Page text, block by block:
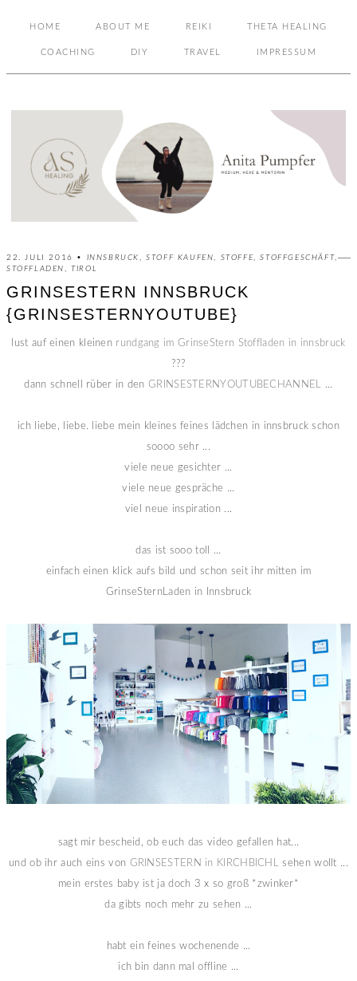
HOME ABOUT ME REIKI THETA HEALING
COACHING DIY TRAVEL IMPRESSUM
22. JULI 2016 • INNSBRUCK STOFF KAUFEN STOFFE STOFFGESCHÄFT
STOFFLADEN
,TIROL
GRINSESTERN INNSBRUCK
{GRINSESTERNYOUTUBE}
lust auf einen kleinen rundgang im GrinseStern Stoffladen in innsbruck
???
dann schnell rüber in denGRINSESTERNYOUTUBECHANNEL ...
ich liebe, liebe. liebe mein kleines feines lädchen in innsbruck schon
soooo sehr ...
viele neue gesichter ...
viele neue gespräche ...
viel neue inspiration ...
das ist sooo toll ...
einfach einen klick aufs bild und schon seit ihr mitten im
GrinseSternLaden in Innsbruck
sagt mir bescheid, ob euch das video gefallen hat...
und ob ihr auch eins von GRINSESTERN in KIRCHBICHL sehen wollt ...
mein erstes baby ist ja doch 3 x so groß *zwinker*
da gibts noch mehr zu sehen ...
habt ein feines wochenende ...
ich bin dann mal offline ...